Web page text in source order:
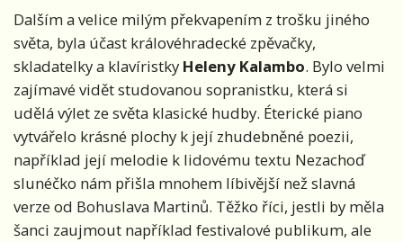
Dalším a velice milým překvapením z trošku jiného
světa, byla účast královéhradecké zpěvačky,
skladatelky a klavíristky Heleny Kalambo. Bylo velmi
zajímavé vidět studovanou sopranistku, která si
udělá výlet ze světa klasické hudby. Éterické piano
vytvářelo krásné plochy k její zhudebněné poezii,
například její melodie k lidovému textu Nezachoď
slunéčko nám přišla mnohem líbivější než slavná
verze od Bohuslava Martinů. Těžko říci, jestli by měla
šanci zaujmout například festivalové publikum, ale